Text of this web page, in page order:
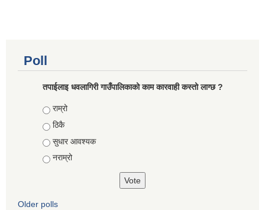
Poll
तपाईलाइ धवलागिरी गाउँपालिकाको काम कारवाही कस्तो लाग्छ ?
Choices
राम्रो
ठिकै
सुधार आवश्यक
नराम्रो
Older polls